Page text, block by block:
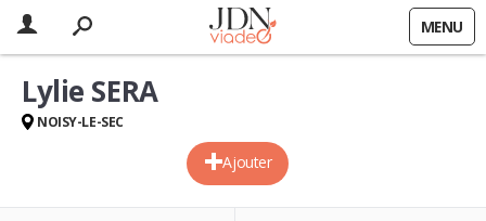
MENU
Ajouter
Lylie SERA
NOISY-LE-SEC